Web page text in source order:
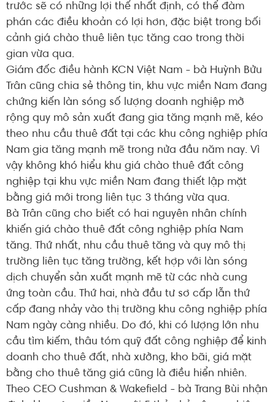
trước sẽ có những lợi thế nhất định, có thể đàm
phán các điều khoản có lợi hơn, đặc biệt trong bối
cảnh giá chào thuê liên tục tăng cao trong thời
gian vừa qua.
Giám đốc điều hành KCN Việt Nam - bà Huỳnh Bửu
Trân cũng chia sẻ thông tin, khu vực miền Nam đang
chứng kiến làn sóng số lượng doanh nghiệp mở
rộng quy mô sản xuất đang gia tăng mạnh mẽ, kéo
theo nhu cầu thuê đất tại các khu công nghiệp phía
Nam gia tăng mạnh mẽ trong nửa đầu năm nay. Vì
vậy không khó hiểu khu giá chào thuê đất công
nghiệp tại khu vực miền Nam đang thiết lập mặt
bằng giá mới trong liên tục 3 tháng vừa qua.
Bà Trân cũng cho biết có hai nguyên nhân chính
khiến giá chào thuê đất công nghiệp phía Nam
tăng. Thứ nhất, nhu cầu thuê tăng và quy mô thị
trường liên tục tăng trường, kết hợp với làn sóng
dịch chuyển sản xuất mạnh mẽ từ các nhà cung
ứng toàn cầu. Thứ hai, nhà đầu tư sơ cấp lẫn thứ
cấp đang nhảy vào thị trường khu công nghiệp phía
Nam ngày càng nhiều. Do đó, khi có lượng lớn nhu
cầu tìm kiếm, thâu tóm quỹ đất công nghiệp để kinh
doanh cho thuê đất, nhà xưởng, kho bãi, giá mặt
bằng cho thuê tăng giá cũng là điều hiển nhiên.
Theo CEO Cushman & Wakefield - bà Trang Bùi nhận